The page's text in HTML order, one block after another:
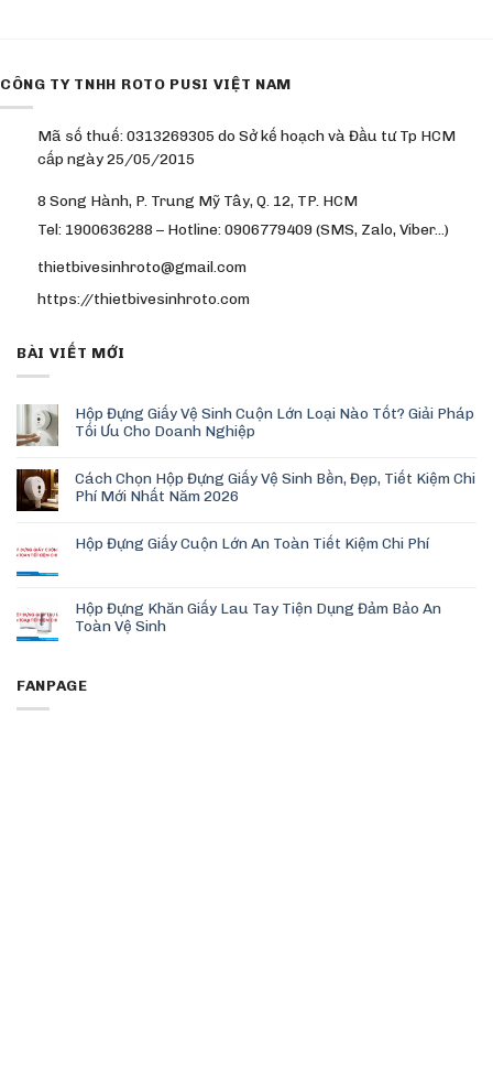
CÔNG TY TNHH ROTO PUSI VIỆT NAM
Mã số thuế: 0313269305 do Sở kế hoạch và Đầu tư Tp HCM
cấp ngày 25/05/2015
8 Song Hành, P. Trung Mỹ Tây, Q. 12, TP. HCM
Tel: 1900636288 – Hotline: 0906779409 (SMS, Zalo, Viber…)
thietbivesinhroto@gmail.com
https://thietbivesinhroto.com
BÀI VIẾT MỚI
Hộp Đựng Giấy Vệ Sinh Cuộn Lớn Loại Nào Tốt? Giải Pháp
Tối Ưu Cho Doanh Nghiệp
Cách Chọn Hộp Đựng Giấy Vệ Sinh Bền, Đẹp, Tiết Kiệm Chi
Phí Mới Nhất Năm 2026
Hộp Đựng Giấy Cuộn Lớn An Toàn Tiết Kiệm Chi Phí
Hộp Đựng Khăn Giấy Lau Tay Tiện Dụng Đảm Bảo An
Toàn Vệ Sinh
FANPAGE